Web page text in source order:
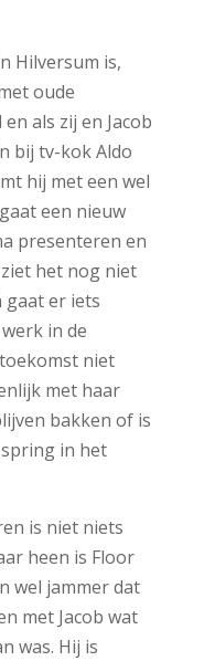
Hilversum is,
oude
als zij en Jacob
bij tv-kok Aldo
hij met een wel
een nieuw
presenteren en
het nog niet
gaat er iets
in de
niet
met haar
bakken of is
in het
is niet niets
heen is Floor
wel jammer dat
met Jacob wat
was. Hij is